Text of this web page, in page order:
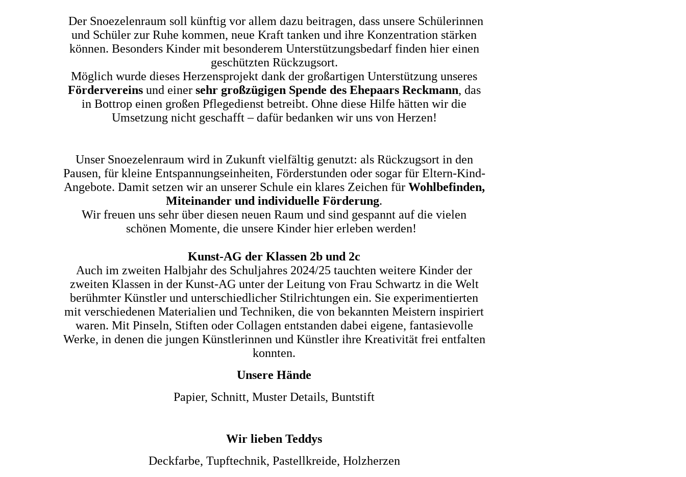
Der Snoezelenraum soll künftig vor allem dazu beitragen, dass unsere Schülerinnen
und Schüler zur Ruhe kommen, neue Kraft tanken und ihre Konzentration stärken
können. Besonders Kinder mit besonderem Unterstützungsbedarf finden hier einen
geschützten Rückzugsort.
Möglich wurde dieses Herzensprojekt dank der großartigen Unterstützung unseres
Fördervereinsund einer sehr großzügigen Spende des Ehepaars Reckmann, das
in Bottrop einen großen Pflegedienst betreibt. Ohne diese Hilfe hätten wir die
Umsetzung nicht geschafft – dafür bedanken wir uns von Herzen!
Unser Snoezelenraum wird in Zukunft vielfältig genutzt: als Rückzugsort in den
Pausen, für kleine Entspannungseinheiten, Förderstunden oder sogar für Eltern-Kind-
Angebote. Damit setzen wir an unserer Schule ein klares Zeichen für Wohlbefinden,
Miteinander und individuelle Förderung.
Wir freuen uns sehr über diesen neuen Raum und sind gespannt auf die vielen
schönen Momente, die unsere Kinder hier erleben werden!
Kunst-AG der Klassen 2b und 2c
Auch im zweiten Halbjahr des Schuljahres 2024/25 tauchten weitere Kinder der
zweiten Klassen in der Kunst-AG unter der Leitung von Frau Schwartz in die Welt
berühmter Künstler und unterschiedlicher Stilrichtungen ein. Sie experimentierten
mit verschiedenen Materialien und Techniken, die von bekannten Meistern inspiriert
waren. Mit Pinseln, Stiften oder Collagen entstanden dabei eigene, fantasievolle
Werke, in denen die jungen Künstlerinnen und Künstler ihre Kreativität frei entfalten
konnten.
Unsere Hände
Papier, Schnitt, Muster Details, Buntstift
Wir lieben Teddys
Deckfarbe, Tupftechnik, Pastellkreide, Holzherzen